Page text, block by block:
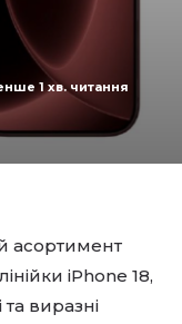
1хв. читання
асортимент
iPhone 18,
виразні